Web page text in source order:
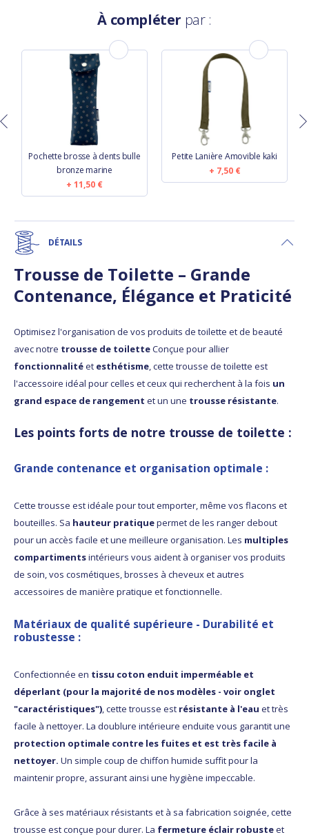
À compléter par :
Pochette brosse à dents bulle
bronze marine
11,50 €
Petite Lanière Amovible kaki
7,50 €
DÉTAILS
Trousse de Toilette – Grande
Contenance, Élégance et Praticité
Optimisez l'organisation de vos produits de toilette et de beauté
avec notre trousse de toiletteConçue pour allier
fonctionnalitéet esthétisme, cette trousse de toilette est
l'accessoire idéal pour celles et ceux qui recherchent à la fois un
grand espace de rangement et un une trousse résistante.
Les points forts de notre trousse de toilette :
Grande contenance et organisation optimale :
Cette trousse est idéale pour tout emporter, même vos flacons et
bouteilles. Sa hauteur pratiquepermet de les ranger debout
pour un accès facile et une meilleure organisation. Les multiples
compartimentsintérieurs vous aident à organiser vos produits
de soin, vos cosmétiques, brosses à cheveux et autres
accessoires de manière pratique et fonctionnelle.
Matériaux de qualité supérieure - Durabilité et
robustesse :
Confectionnée en tissu coton enduit imperméable et
déperlant (pour la majorité de nos modèles - voir onglet
"caractéristiques"), cette trousse est résistante à l'eau et très
facile à nettoyer. La doublure intérieure enduite vous garantit une
protection optimale contre les fuites et est très facile à
nettoyer. Un simple coup de chiffon humide suffit pour la
maintenir propre, assurant ainsi une hygiène impeccable.
Grâce à ses matériaux résistants et à sa fabrication soignée, cette
trousse est conçue pour durer. La fermeture éclair robusteet